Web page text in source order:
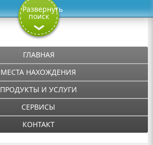
Развернуть
поиск
ГЛАВНАЯ
МЕСТА НАХОЖДЕНИЯ
ПРОДУКТЫ И УСЛУГИ
СЕРВИСЫ
КОНТАКТ